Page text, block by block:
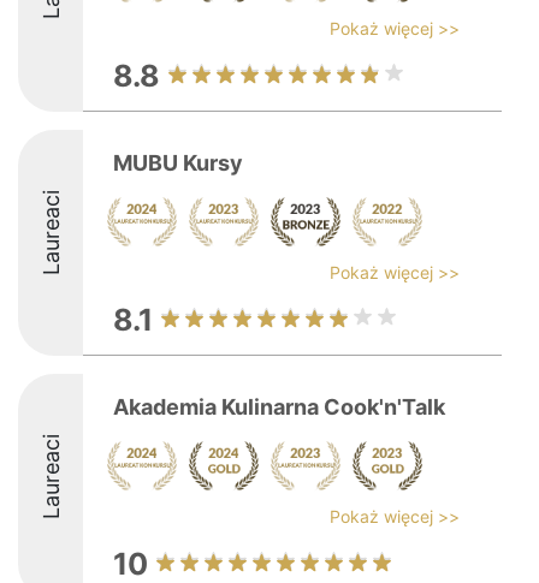
Pokaż więcej >>
8.8
Laureaci
MUBU Kursy
Pokaż więcej >>
8.1
Laureaci
Akademia Kulinarna Cook'n'Talk
Pokaż więcej >>
10